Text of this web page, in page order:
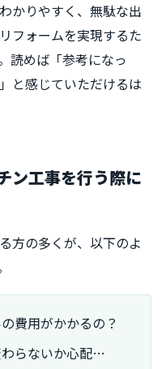
かりやすく、無駄な出
フォームを実現するた
読めば「参考になっ
と感じていただけるは
ン工事を行う際に
方の多くが、以下のよ
費用がかかるの？
らないか心配…